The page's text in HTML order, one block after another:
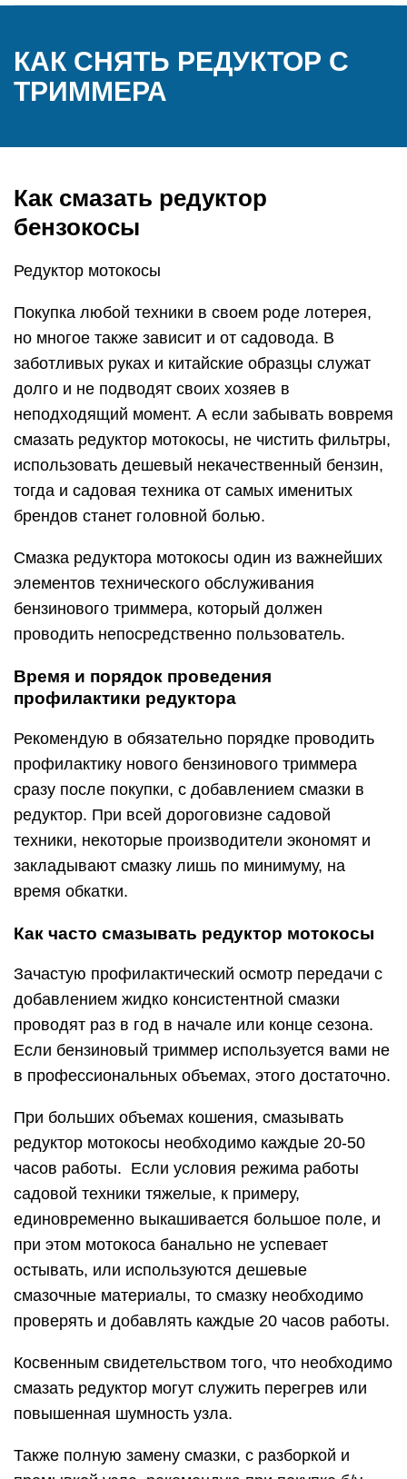
КАК СНЯТЬ РЕДУКТОР С
ТРИММЕРА
Как смазать редуктор
бензокосы
Редуктор мотокосы
Покупка любой техники в своем роде лотерея,
но многое также зависит и от садовода. В
заботливых руках и китайские образцы служат
долго и не подводят своих хозяев в
неподходящий момент. А если забывать вовремя
смазать редуктор мотокосы, не чистить фильтры,
использовать дешевый некачественный бензин,
тогда и садовая техника от самых именитых
брендов станет головной болью.
Смазка редуктора мотокосы один из важнейших
элементов технического обслуживания
бензинового триммера, который должен
проводить непосредственно пользователь.
Время и порядок проведения
профилактики редуктора
Рекомендую в обязательно порядке проводить
профилактику нового бензинового триммера
сразу после покупки, с добавлением смазки в
редуктор. При всей дороговизне садовой
техники, некоторые производители экономят и
закладывают смазку лишь по минимуму, на
время обкатки.
Как часто смазывать редуктор мотокосы
Зачастую профилактический осмотр передачи с
добавлением жидко консистентной смазки
проводят раз в год в начале или конце сезона.
Если бензиновый триммер используется вами не
в профессиональных объемах, этого достаточно.
При больших объемах кошения, смазывать
редуктор мотокосы необходимо каждые 20-50
часов работы. Если условия режима работы
садовой техники тяжелые, к примеру,
единовременно выкашивается большое поле, и
при этом мотокоса банально не успевает
остывать, или используются дешевые
смазочные материалы, то смазку необходимо
проверять и добавлять каждые 20 часов работы.
Косвенным свидетельством того, что необходимо
смазать редуктор могут служить перегрев или
повышенная шумность узла.
Также полную замену смазки, с разборкой и